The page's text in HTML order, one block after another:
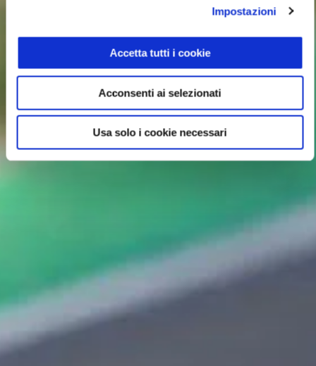
Impostazioni
Accetta tutti i cookie
Acconsenti ai selezionati
Usa solo i cookie necessari